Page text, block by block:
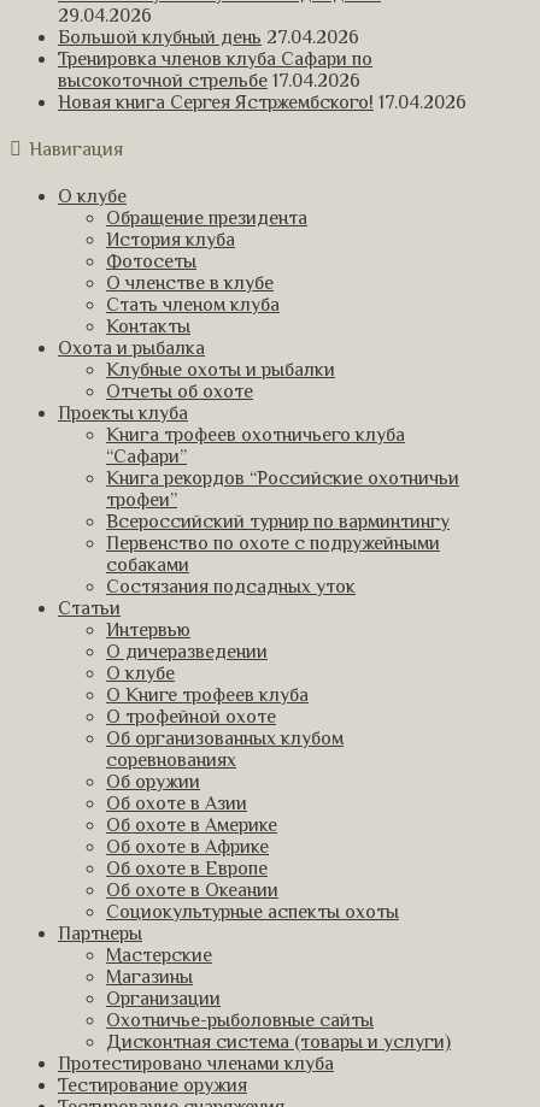
29.04.2026
Большой клубный день 27.04.2026
Тренировка членов клуба Сафари по
высокоточной стрельбе 17.04.2026
Новая книга Сергея Ястржембского! 17.04.2026
Навигация
О клубе
Обращение президента
История клуба
Фотосеты
О членстве в клубе
Стать членом клуба
Контакты
Охота и рыбалка
Клубные охоты и рыбалки
Отчеты об охоте
Проекты клуба
Книга трофеев охотничьего клуба
“Сафари”
Книга рекордов “Российские охотничьи
трофеи”
Всероссийский турнир по варминтингу
Первенство по охоте с подружейными
собаками
Состязания подсадных уток
Статьи
Интервью
О дичеразведении
О клубе
О Книге трофеев клуба
О трофейной охоте
Об организованных клубом
соревнованиях
Об оружии
Об охоте в Азии
Об охоте в Америке
Об охоте в Африке
Об охоте в Европе
Об охоте в Океании
Социокультурные аспекты охоты
Партнеры
Мастерские
Магазины
Организации
Охотничье-рыболовные сайты
Дисконтная система (товары и услуги)
Протестировано членами клуба
Тестирование оружия